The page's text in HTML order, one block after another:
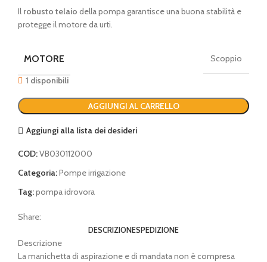
Il robusto telaio della pompa garantisce una buona stabilità e
protegge il motore da urti.
MOTORE Scoppio
1 disponibili
AGGIUNGI AL CARRELLO
Aggiungi alla lista dei desideri
COD:VB030112000
Categoria:Pompe irrigazione
Tag:pompa idrovora
Share:
DESCRIZIONESPEDIZIONE
Descrizione
La manichetta di aspirazione e di mandata non è compresa